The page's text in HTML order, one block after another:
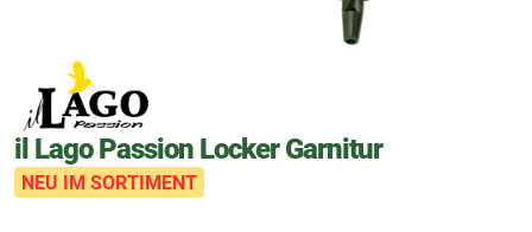
il Lago Passion Locker Garnitur
NEU IM SORTIMENT